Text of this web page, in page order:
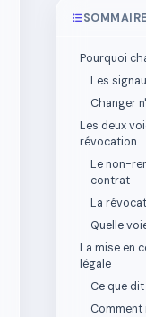
SOMMAIRE
Pourquoi
Les
Changer
Les deux
révocation
Le non-
contrat
La
Quelle
La mise en
légale
Ce que